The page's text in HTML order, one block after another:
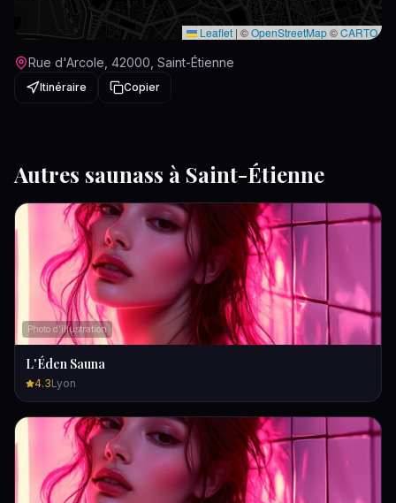
Leaflet | ©OpenStreetMap©CARTO
Rue d'Arcole, 42000, Saint-Étienne
Itinéraire Copier
Autres saunass à Saint-Étienne
Photo d'illustration
L'Éden Sauna
4.3Lyon